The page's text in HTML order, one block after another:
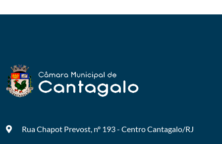
Rua Chapot Prevost, nº 193 - CentroCantagalo/RJ